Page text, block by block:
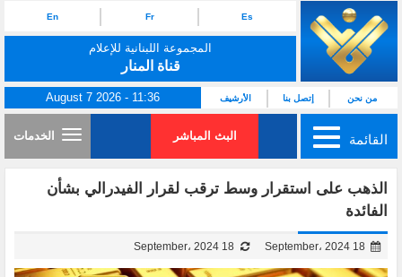
Es
Fr
En
المجموعة اللبنانية للإعلام
قناة المنار
من نحن إتصل بنا الأرشيف August 7 2026 - 11:36
القائمة البث المباشر الخدمات
الذهب على استقرار وسط ترقب لقرار الفيدرالي بشأن
الفائدة